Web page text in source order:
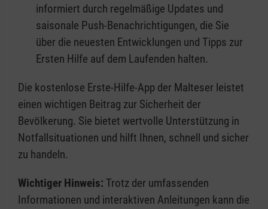
informiert durch regelmäßige Updates und
saisonale Push-Benachrichtigungen, die Sie
über die neuesten Entwicklungen und Tipps zur
Ersten Hilfe auf dem Laufenden halten.
Die kostenlose Erste-Hilfe-App der Malteser leistet
einen wichtigen Beitrag zur Sicherheit der
Bevölkerung. Sie bietet wertvolle Unterstützung in
Notfallsituationen und hilft Ihnen, schnell und sicher
zu handeln.
Wichtiger Hinweis: Trotz der umfassenden
Informationen und interaktiven Anleitungen kann die